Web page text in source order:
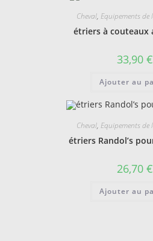
Cheval, Equipements de
étriers à couteaux
33,90 €
Ajouter au
Cheval, Equipements de
étriers Randol’s
26,70 €
Ajouter au